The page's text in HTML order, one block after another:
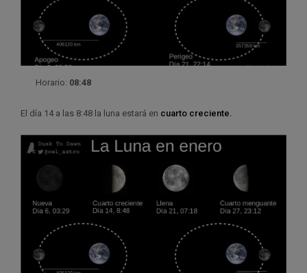
Horario: 08:48
El día 14 a las 8:48 la luna estará en cuarto creciente.